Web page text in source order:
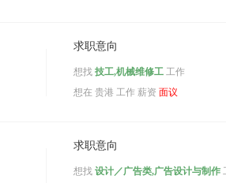
求职意向
想找 技工,机械维修工 工作
想在 贵港 工作 薪资 面议
求职意向
想找 设计／广告类,广告设计与制作